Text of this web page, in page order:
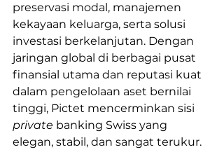
preservasi modal, manajemen
kekayaan keluarga, serta solusi
investasi berkelanjutan. Dengan
jaringan global di berbagai pusat
finansial utama dan reputasi kuat
dalam pengelolaan aset bernilai
tinggi, Pictet mencerminkan sisi
private banking Swiss yang
elegan, stabil, dan sangat terukur.